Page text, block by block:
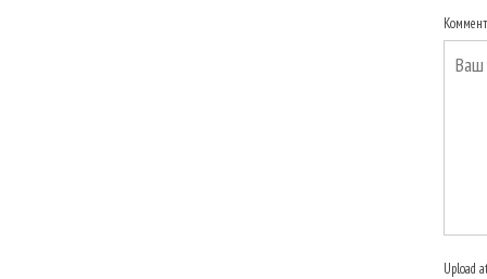
Upload